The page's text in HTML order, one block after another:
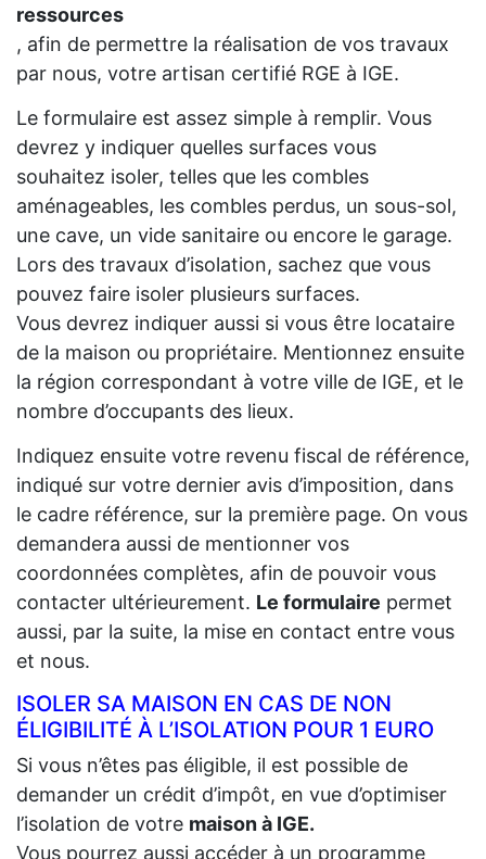
ressources
, afin de permettre la réalisation de vos travaux
par nous, votre artisan certifié RGE à IGE.
Le formulaire est assez simple à remplir. Vous
devrez y indiquer quelles surfaces vous
souhaitez isoler, telles que les combles
aménageables, les combles perdus, un sous-sol,
une cave, un vide sanitaire ou encore le garage.
Lors des travaux d’isolation, sachez que vous
pouvez faire isoler plusieurs surfaces.
Vous devrez indiquer aussi si vous être locataire
de la maison ou propriétaire. Mentionnez ensuite
la région correspondant à votre ville de IGE, et le
nombre d’occupants des lieux.
Indiquez ensuite votre revenu fiscal de référence,
indiqué sur votre dernier avis d’imposition, dans
le cadre référence, sur la première page. On vous
demandera aussi de mentionner vos
coordonnées complètes, afin de pouvoir vous
contacter ultérieurement. Le formulaire permet
aussi, par la suite, la mise en contact entre vous
et nous.
ISOLER SA MAISON EN CAS DE NON
ÉLIGIBILITÉ À L’ISOLATION POUR 1 EURO
Si vous n’êtes pas éligible, il est possible de
demander un crédit d’impôt, en vue d’optimiser
l’isolation de votre maison à IGE.
Vous pourrez aussi accéder à un programme